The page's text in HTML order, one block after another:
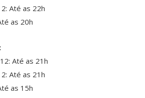
Até as 22h
as 20h
Até as 21h
Até as 21h
as 15h